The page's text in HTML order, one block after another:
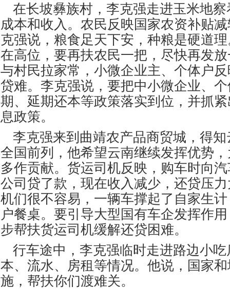
在长坡彝族村，李克强走进玉米地
成本和收入。农民反映国家农资补贴
克强说，粮食足天下安，种粮是硬道
在高位，要再扶农民一把，尽快再发
与村民拉家常，小微企业主、个体户
贷难。李克强说，要把中小微企业、
期、延期还本等政策落实到位，并抓
息政策。
李克强来到曲靖农产品商贸城，得
全国前列，他希望云南继续发挥优势
多作贡献。货运司机反映，购车时向
公司贷了款，现在收入减少，还贷压
机们很不容易，一辆车撑起了自家生
户餐桌。要引导大型国有车企发挥作
步帮扶货运司机缓解还贷困难。
行车途中，李克强临时走进路边小
本、流水、房租等情况。他说，国家
施，帮扶你们渡难关。